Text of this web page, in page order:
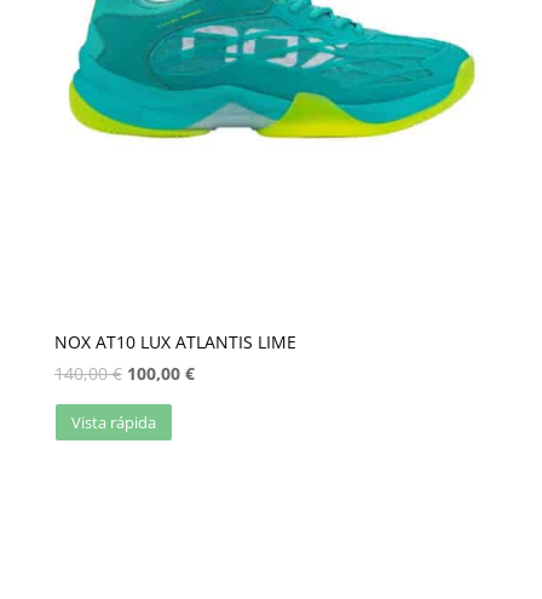
NOX AT10 LUX ATLANTIS LIME
140,00€ 100,00 €
Vista rápida